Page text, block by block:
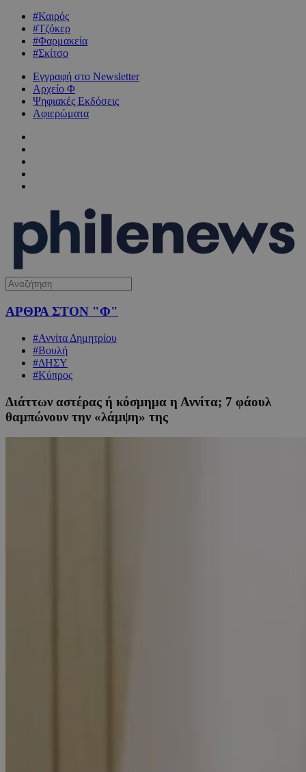
#Καιρός
#Τζόκερ
#Φαρμακεία
#Σκίτσο
Εγγραφή στο Newsletter
Αρχείο Φ
Ψηφιακές Εκδόσεις
Αφιερώματα
ΑΡΘΡΑ ΣΤΟΝ "Φ"
#Αννίτα Δημητρίου
#Βουλή
#ΔΗΣΥ
#Κύπρος
Διάττων αστέρας ή κόσμημα η Αννίτα; 7 φάουλ
θαμπώνουν την «λάμψη» της